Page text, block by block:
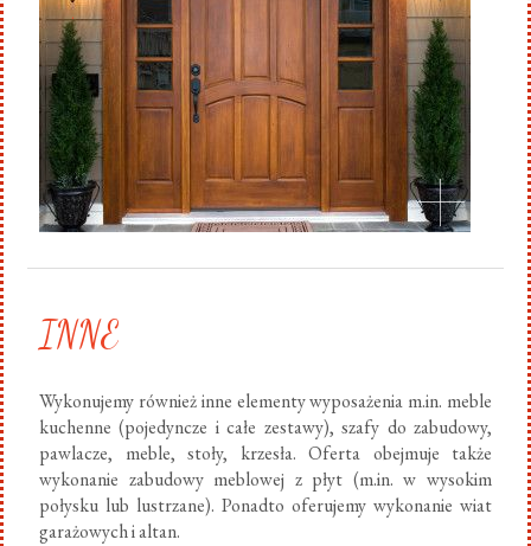
INNE
Wykonujemy również inne elementy wyposażenia m.in. meble
kuchenne (pojedyncze i całe zestawy), szafy do zabudowy,
pawlacze, meble, stoły, krzesła. Oferta obejmuje także
wykonanie zabudowy meblowej z płyt (m.in. w wysokim
połysku lub lustrzane). Ponadto oferujemy wykonanie wiat
garażowych i altan.
.